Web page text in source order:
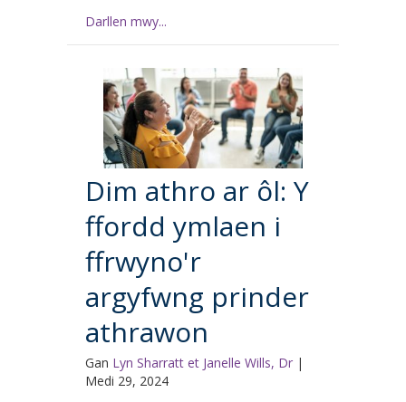
Darllen mwy...
Dim athro ar ôl: Y
ffordd ymlaen i
ffrwyno'r
argyfwng prinder
athrawon
Gan Lyn Sharratt et Janelle Wills, Dr |
Medi 29, 2024